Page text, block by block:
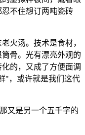
不住想订两吨瓷砖
火汤。技术是食材，
骨。光有漂亮外观的
的，又成了方便面调
"，或许就是我们这代
又是另一个五千字的